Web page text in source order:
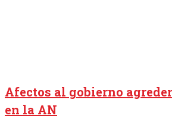
Afectos al gobierno
en la AN